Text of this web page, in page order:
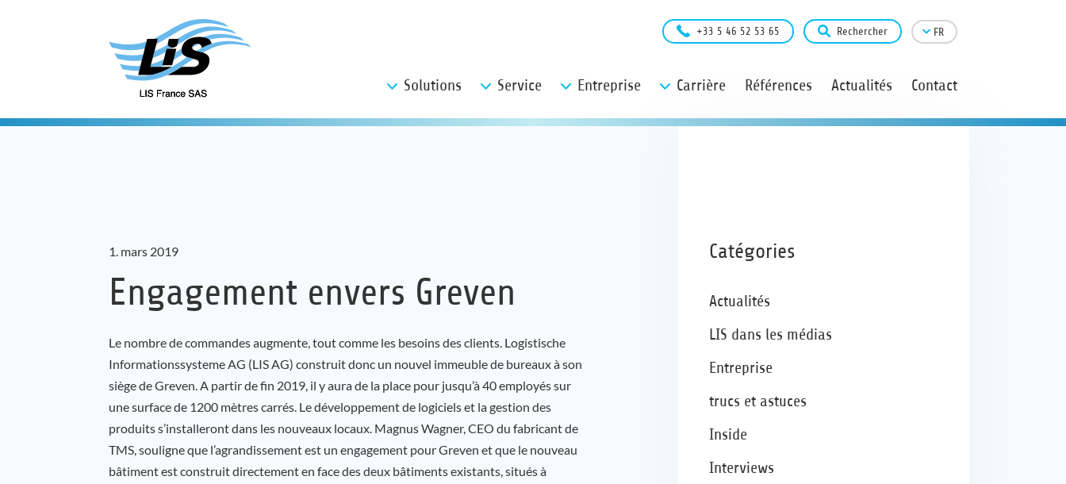
Solutions Service Entreprise Carrière Références Actualités Contact
+33 5 46 52 53 65 Rechercher FR
1. mars 2019
Engagement envers Greven
Le nombre de commandes augmente, tout comme les besoins des clients. Logistische
Informationssysteme AG (LIS AG) construit donc un nouvel immeuble de bureaux à son
siège de Greven. A partir de fin 2019, il y aura de la place pour jusqu’à 40 employés sur
une surface de 1200 mètres carrés. Le développement de logiciels et la gestion des
produits s’installeront dans les nouveaux locaux. Magnus Wagner, CEO du fabricant de
TMS, souligne que l’agrandissement est un engagement pour Greven et que le nouveau
bâtiment est construit directement en face des deux bâtiments existants, situés à
Catégories
Actualités
LIS dans les médias
Entreprise
trucs et astuces
Inside
Interviews